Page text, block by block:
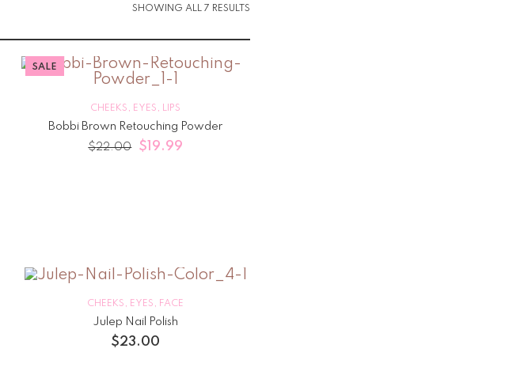
SHOWING ALL 7 RESULTS
SALE
CHEEKS , EYES , LIPS
Bobbi Brown Retouching Powder
$22.00 $ 19.99
CHEEKS , EYES , FACE
Julep Nail Polish
$23.00